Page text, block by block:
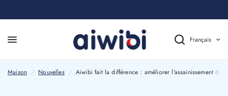
Français
Maison / Nouvelles / Aiwibi fait la différence : améliorer l'assainissement
Aiwibi fait la différence : améliorer l'assainissement dans les écoles du Bhoutan